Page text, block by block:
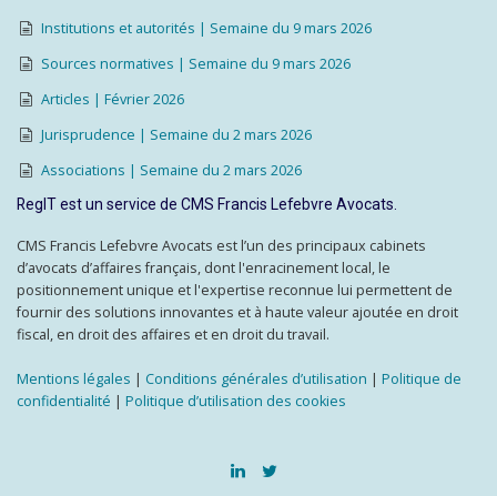
Institutions et autorités | Semaine du 9 mars 2026
Sources normatives | Semaine du 9 mars 2026
Articles | Février 2026
Jurisprudence | Semaine du 2 mars 2026
Associations | Semaine du 2 mars 2026
RegIT est un service de CMS Francis Lefebvre Avocats.
CMS Francis Lefebvre Avocats est l’un des principaux cabinets
d’avocats d’affaires français, dont l'enracinement local, le
positionnement unique et l'expertise reconnue lui permettent de
fournir des solutions innovantes et à haute valeur ajoutée en droit
fiscal, en droit des affaires et en droit du travail.
Mentions légales | Conditions générales d’utilisation | Politique de
confidentialité | Politique d’utilisation des cookies